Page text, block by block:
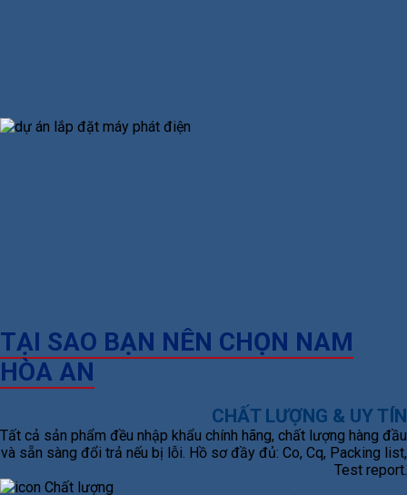
TẠI SAO BẠN NÊN CHỌN NAM
HÒA AN
CHẤT LƯỢNG & UY TÍN
Tất cả sản phẩm đều nhập khẩu chính hãng, chất lượng hàng đầu
và sẵn sàng đổi trả nếu bị lỗi. Hồ sơ đầy đủ: Co, Cq, Packing list,
Test report.